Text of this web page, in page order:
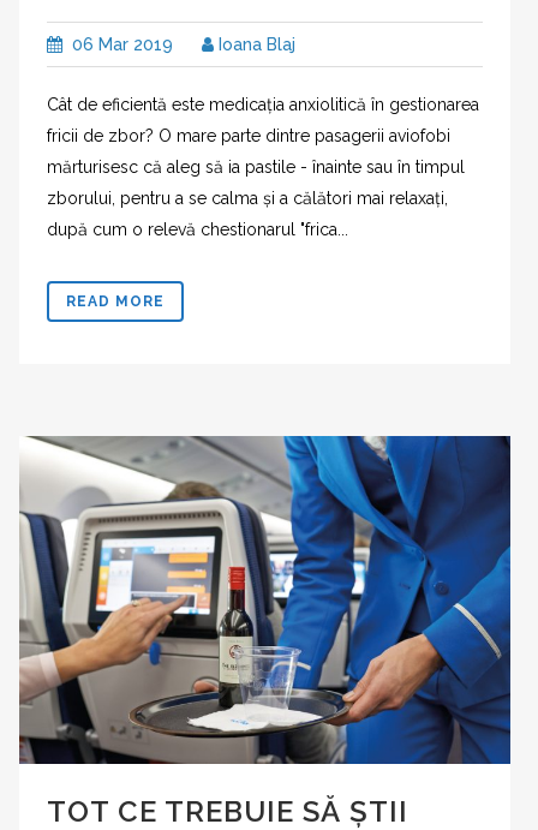
06 Mar 2019 Ioana Blaj
Cât de eficientă este medicația anxiolitică în gestionarea
fricii de zbor? O mare parte dintre pasagerii aviofobi
mărturisesc că aleg să ia pastile - înainte sau în timpul
zborului, pentru a se calma și a călători mai relaxați,
după cum o relevă chestionarul "frica...
READ MORE
TOT CE TREBUIE SĂ ȘTII